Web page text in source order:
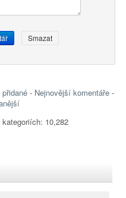
- Nejnovější komentáře-
10,282